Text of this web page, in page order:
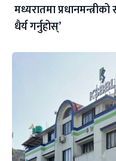
मध्यरातमा
धैर्य गर्नुहोस्’